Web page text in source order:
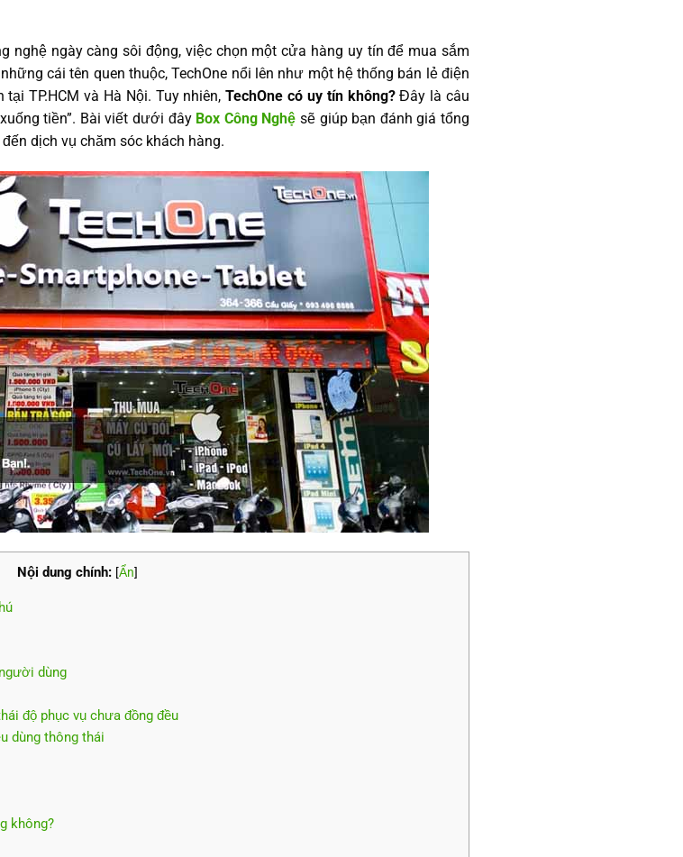
nghệ ngày càng sôi động, việc chọn một cửa hàng uy tín để mua sắm
cái tên quen thuộc, TechOne nổi lên như một hệ thống bán lẻ điện
TP.HCM và Hà Nội. Tuy nhiên, TechOne có uy tín không?Đây là câu
tiền”. Bài viết dưới đây Box Công Nghệ sẽ giúp bạn đánh giá tổng
dịch vụ chăm sóc khách hàng.
Nội dung chính: [Ẩn]
dùng
độ phục vụ chưa đồng đều
dùng thông thái
không?